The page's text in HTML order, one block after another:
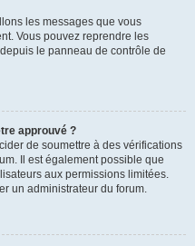
les messages que vous
Vous pouvez reprendre les
le panneau de contrôle de
approuvé ?
de soumettre à des vérifications
Il est également possible que
aux permissions limitées.
un administrateur du forum.